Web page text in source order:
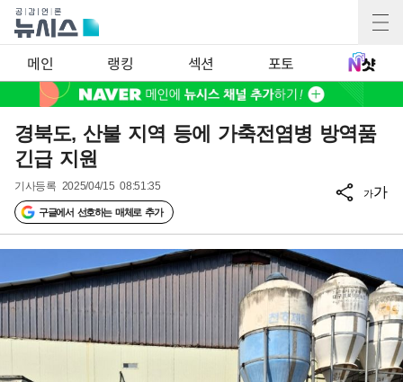
메인 랭킹 섹션 포토
경북도, 산불 지역 등에 가축전염병 방역품
긴급 지원
기사등록 2025/04/15 08:51:35
구글에서 선호하는 매체로 추가
가가